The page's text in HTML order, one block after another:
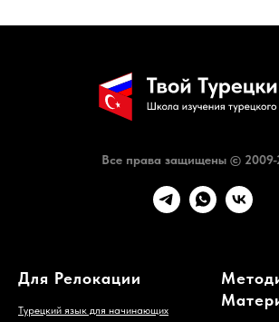
Все права защищены © 2009-
Для Релокации
Турецкий язык для начинающих